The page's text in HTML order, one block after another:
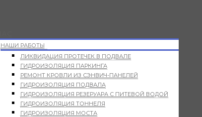
НАШИ РАБОТЫ
ЛИКВИДАЦИЯ ПРОТЕЧЕК В ПОДВАЛЕ
ГИДРОИЗОЛЯЦИЯ ПАРКИНГА
РЕМОНТ КРОВЛИ ИЗ СЭНВИЧ-ПАНЕЛЕЙ
ГИДРОИЗОЛЯЦИЯ ПОДВАЛА
ГИДРОИЗОЛЯЦИЯ РЕЗЕРУАРА С ПИТЕВОЙ ВОДОЙ
ГИДРОИЗОЛЯЦИЯ ТОННЕЛЯ
ГИДРОИЗОЛЯЦИЯ МОСТА